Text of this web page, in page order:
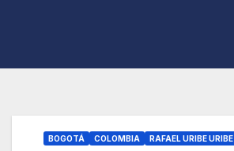
BOGOTÁ COLOMBIA RAFAEL URIBE URIBE